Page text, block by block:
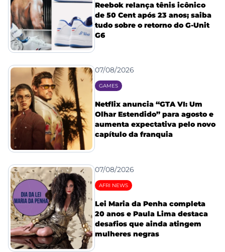
Reebok relança tênis icônico
de 50 Cent após 23 anos; saiba
tudo sobre o retorno do G-Unit
G6
07/08/2026
GAMES
Netflix anuncia “GTA VI: Um
Olhar Estendido” para agosto e
aumenta expectativa pelo novo
capítulo da franquia
07/08/2026
AFRI NEWS
Lei Maria da Penha completa
20 anos e Paula Lima destaca
desafios que ainda atingem
mulheres negras